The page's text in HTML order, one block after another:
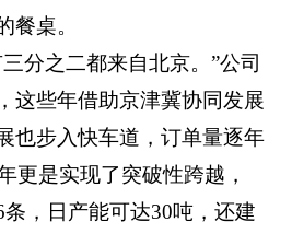
餐桌。
之二都来自北京。”公司
这些年借助京津冀协同发展
也步入快车道，订单量逐年
更是实现了突破性跨越，
，日产能可达30吨，还建